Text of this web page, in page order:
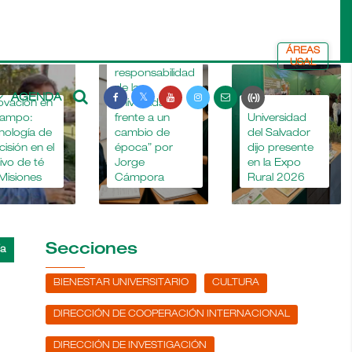
AGENDA
ÁREAS
USAL
en
de
en el
de té
“La
responsabilidad
de la
universidad
frente a un
cambio de
época” por
Jorge
Cámpora
La
Universidad
del Salvador
dijo presente
en la Expo
Rural 2026
Secciones
BIENESTAR UNIVERSITARIO CULTURA
DIRECCIÓN DE COOPERACIÓN INTERNACIONAL
DIRECCIÓN DE INVESTIGACIÓN